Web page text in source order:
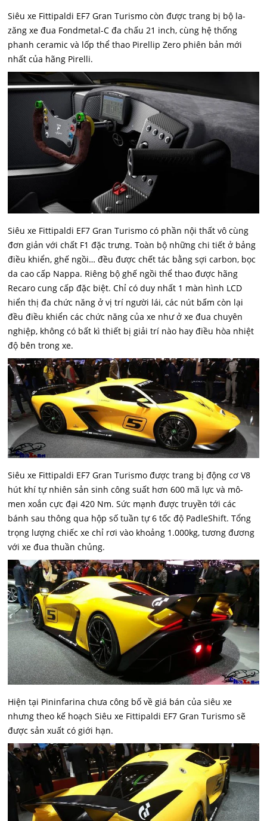
Siêu xe Fittipaldi EF7 Gran Turismo còn được trang bị bộ la-
zăng xe đua Fondmetal-C đa chấu 21 inch, cùng hệ thống
phanh ceramic và lốp thể thao Pirellip Zero phiên bản mới
nhất của hãng Pirelli.
Siêu xe Fittipaldi EF7 Gran Turismo có phần nội thất vô cùng
đơn giản với chất F1 đặc trưng. Toàn bộ những chi tiết ở bảng
điều khiển, ghế ngồi… đều được chết tác bằng sợi carbon, bọc
da cao cấp Nappa. Riêng bộ ghế ngồi thể thao được hãng
Recaro cung cấp đặc biệt. Chỉ có duy nhất 1 màn hình LCD
hiển thị đa chức năng ở vị trí người lái, các nút bấm còn lại
đều điều khiển các chức năng của xe như ở xe đua chuyên
nghiệp, không có bất kì thiết bị giải trí nào hay điều hòa nhiệt
độ bên trong xe.
Siêu xe Fittipaldi EF7 Gran Turismo được trang bị động cơ V8
hút khí tự nhiên sản sinh công suất hơn 600 mã lực và mô-
men xoắn cực đại 420 Nm. Sức mạnh được truyền tới các
bánh sau thông qua hộp số tuần tự 6 tốc độ PadleShift. Tổng
trọng lượng chiếc xe chỉ rơi vào khoảng 1.000kg, tương đương
với xe đua thuần chủng.
Hiện tại Pininfarina chưa công bố về giá bán của siêu xe
nhưng theo kế hoạch Siêu xe Fittipaldi EF7 Gran Turismo sẽ
được sản xuất có giới hạn.